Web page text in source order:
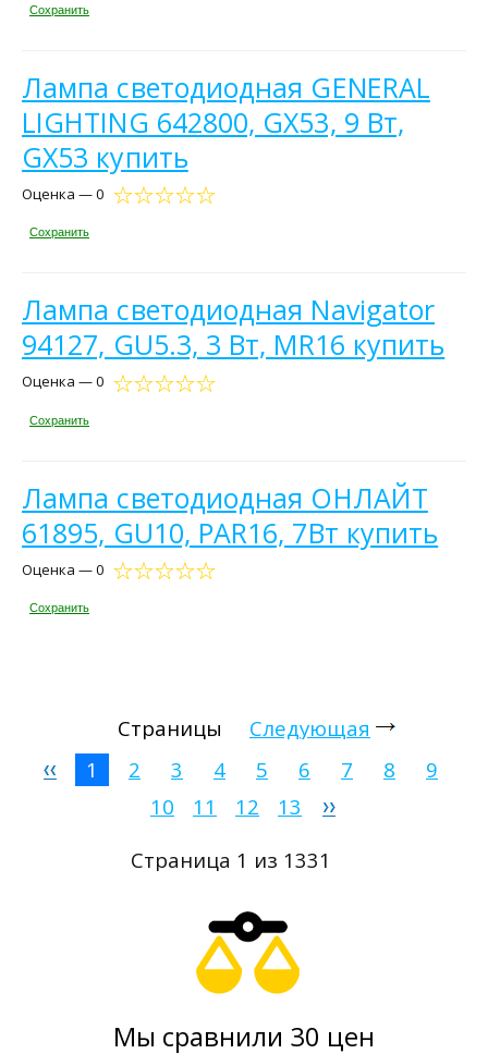
Сохранить
Лампа светодиодная GENERAL
LIGHTING 642800, GX53, 9 Вт,
GX53 купить
Оценка — 0
Сохранить
Лампа светодиодная Navigator
94127, GU5.3, 3 Вт, MR16 купить
Оценка — 0
Сохранить
Лампа светодиодная ОНЛАЙТ
61895, GU10, PAR16, 7Вт купить
Оценка — 0
Сохранить
Страницы
Следующая
1
2 3 4 5 6 7 8
9
10
11 12
13
Страница 1 из 1331
Мы сравнили 30 цен